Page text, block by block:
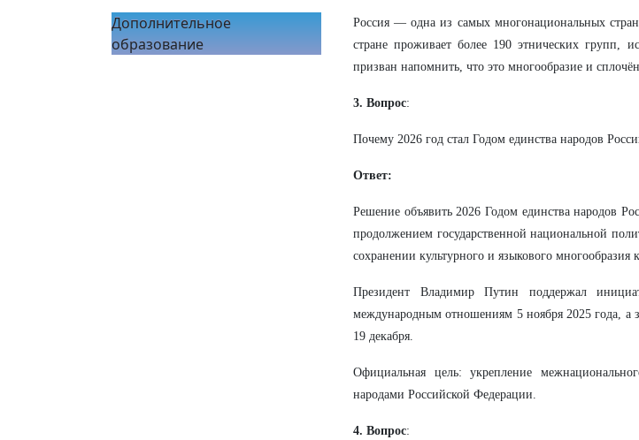
Дополнительное
образование
Россия — одна из самых многонациональных
стране проживает более 190 этнических групп,
призван напомнить, что это многообразие и
3. Вопрос:
Почему 2026 год стал Годом единства народов
Ответ:
Решение объявить 2026 Годом единства народов
продолжением государственной национальной
сохранении культурного и языкового многообразия
Президент Владимир Путин поддержал
международным отношениям 5 ноября 2025 года, а
19 декабря.
Официальная цель: укрепление
народами Российской Федерации.
4. Вопрос: